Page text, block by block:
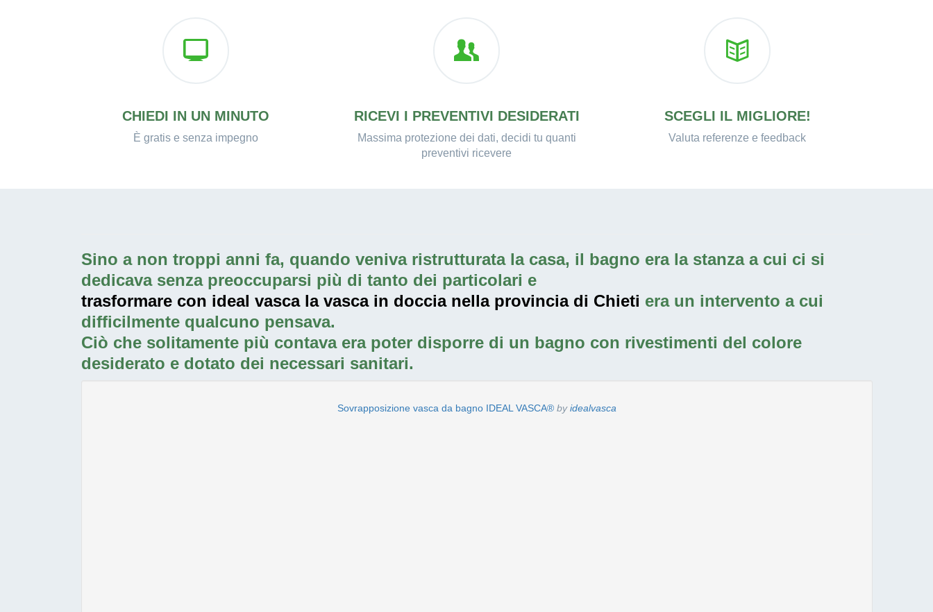
CHIEDI IN UN MINUTO
È gratis e senza impegno
RICEVI I PREVENTIVI DESIDERATI
Massima protezione dei dati, decidi tu quanti
preventivi ricevere
SCEGLI IL MIGLIORE!
Valuta referenze e feedback
Sino a non troppi anni fa, quando veniva ristrutturata la casa, il bagno era la stanza a cui ci si
dedicava senza preoccuparsi più di tanto dei particolari e
trasformare con ideal vasca la vasca in doccia nella provincia di Chieti era un intervento a cui
difficilmente qualcuno pensava.
Ciò che solitamente più contava era poter disporre di un bagno con rivestimenti del colore
desiderato e dotato dei necessari sanitari.
Sovrapposizione vasca da bagno IDEAL VASCA® byidealvasca